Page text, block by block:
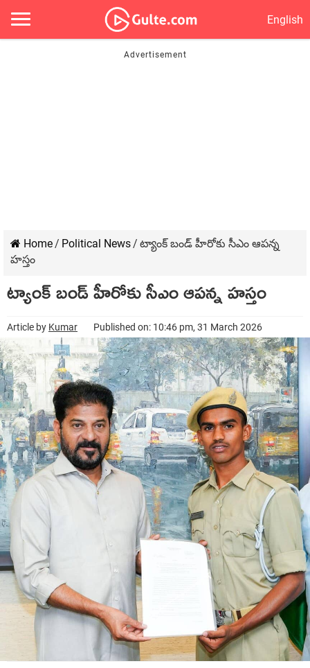
English
Home/ Political News/ ట్యాంక్ బండ్ హీరోకు సీఎం ఆపన్న
హస్తం
ట్యాంక్ బండ్ హీరోకు సీఎం ఆపన్న హస్తం
Article by Kumar Published on: 10:46 pm, 31 March 2026